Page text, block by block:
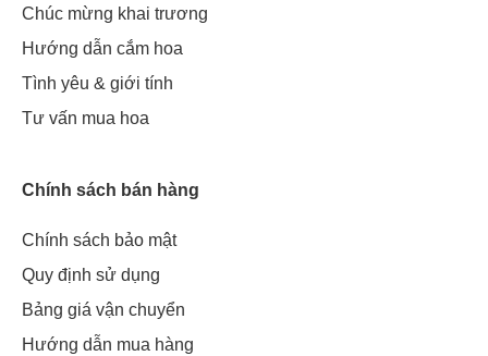
Chúc mừng khai trương
Hướng dẫn cắm hoa
Tình yêu & giới tính
Tư vấn mua hoa
Chính sách bán hàng
Chính sách bảo mật
Quy định sử dụng
Bảng giá vận chuyển
Hướng dẫn mua hàng